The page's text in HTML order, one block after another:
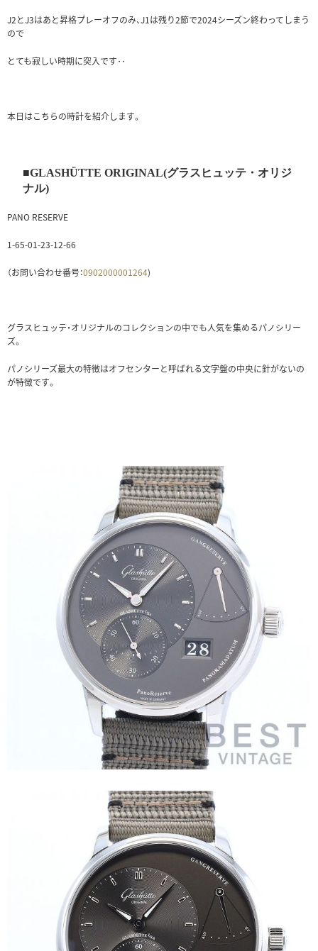
J2とJ3はあと昇格プレーオフのみ、J1は残り2節で2024シーズン終わってしまう
ので
とても寂しい時期に突入です‥
本日はこちらの時計を紹介します。
■GLASHÜTTE ORIGINAL(グラスヒュッテ・オリジ
ナル)
PANO RESERVE
1-65-01-23-12-66
（お問い合わせ番号：0902000001264)
グラスヒュッテ・オリジナルのコレクションの中でも人気を集めるパノシリー
ズ。
パノシリーズ最大の特徴はオフセンターと呼ばれる文字盤の中央に針がないの
が特徴です。